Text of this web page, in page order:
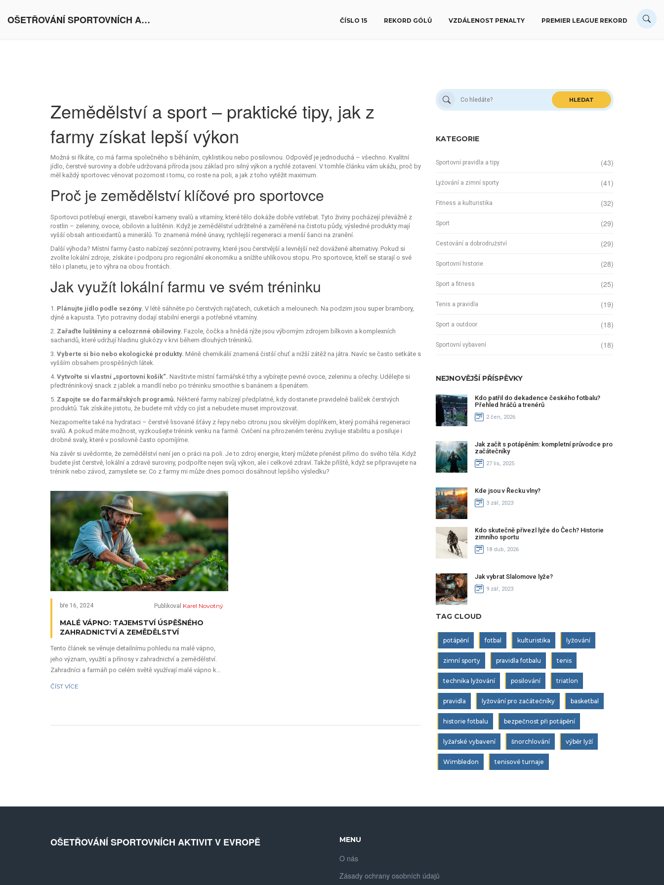
OŠETŘOVÁNÍ SPORTOVNÍCH AKTIVIT V EVROPĚ ČÍSLO 15 REKORD GÓLŮ VZDÁLENOST PENALTY PREMIER LEAGUE REKORD
Zemědělství a sport – praktické tipy, jak z
farmy získat lepší výkon
Možná si říkáte, co má farma společného s běháním, cyklistikou nebo posilovnou. Odpověď je jednoduchá – všechno. Kvalitní
jídlo, čerstvé suroviny a dobře udržovaná příroda jsou základ pro silný výkon a rychlé zotavení. V tomhle článku vám ukážu, proč by
měl každý sportovec věnovat pozornost i tomu, co roste na poli, a jak z toho vytěžit maximum.
Proč je zemědělství klíčové pro sportovce
Sportovci potřebují energii, stavební kameny svalů a vitamíny, které tělo dokáže dobře vstřebat. Tyto živiny pocházejí převážně z
rostlin – zeleniny, ovoce, obilovin a luštěnin. Když je zemědělství udržitelné a zaměřené na čistotu půdy, výsledné produkty mají
vyšší obsah antioxidantů a minerálů. To znamená méně únavy, rychlejší regeneraci a menší šanci na zranění.
Další výhoda? Místní farmy často nabízejí sezónní potraviny, které jsou čerstvější a levnější než dovážené alternativy. Pokud si
zvolíte lokální zdroje, získáte i podporu pro regionální ekonomiku a snížíte uhlíkovou stopu. Pro sportovce, kteří se starají o své
tělo i planetu, je to výhra na obou frontách.
Jak využít lokální farmu ve svém tréninku
1. Plánujte jídlo podle sezóny. V létě sáhněte po čerstvých rajčatech, cuketách a melounech. Na podzim jsou super brambory,
dýně a kapusta. Tyto potraviny dodají stabilní energii a potřebné vitamíny.
2. Zařaďte luštěniny a celozrnné obiloviny. Fazole, čočka a hnědá rýže jsou výborným zdrojem bílkovin a komplexních
sacharidů, které udržují hladinu glukózy v krvi během dlouhých tréninků.
3. Vyberte si bio nebo ekologické produkty. Méně chemikálií znamená čistší chuť a nižší zátěž na játra. Navíc se často setkáte s
vyšším obsahem prospěšných látek.
4. Vytvořte si vlastní „sportovní košík“. Navštivte místní farmářské trhy a vybírejte pevné ovoce, zeleninu a ořechy. Udělejte si
předtréninkový snack z jablek a mandlí nebo po tréninku smoothie s banánem a špenátem.
5. Zapojte se do farmářských programů. Některé farmy nabízejí předplatné, kdy dostanete pravidelně balíček čerstvých
produktů. Tak získáte jistotu, že budete mít vždy co jíst a nebudete muset improvizovat.
Nezapomeňte také na hydrataci – čerstvě lisované šťávy z řepy nebo citronu jsou skvělým doplňkem, který pomáhá regeneraci
svalů. A pokud máte možnost, vyzkoušejte trénink venku na farmě. Cvičení na přirozeném terénu zvyšuje stabilitu a posiluje i
drobné svaly, které v posilovně často opomíjíme.
Na závěr si uvědomte, že zemědělství není jen o práci na poli. Je to zdroj energie, který můžete přenést přímo do svého těla. Když
budete jíst čerstvé, lokální a zdravé suroviny, podpoříte nejen svůj výkon, ale i celkové zdraví. Takže příště, když se připravujete na
trénink nebo závod, zamyslete se: Co z farmy mi může dnes pomoci dosáhnout lepšího výsledku?
bře 16, 2024 Publikoval Karel Novotný
MALÉ VÁPNO: TAJEMSTVÍ ÚSPĚŠNÉHO
ZAHRADNICTVÍ A ZEMĚDĚLSTVÍ
Tento článek se věnuje detailnímu pohledu na malé vápno,
jeho význam, využití a přínosy v zahradnictví a zemědělství.
Zahradníci a farmáři po celém světě využívají malé vápno k
ČÍST VÍCE
HLEDAT
KATEGORIE
Sportovní pravidla a tipy (43)
Lyžování a zimní sporty (41)
Fitness a kulturistika (32)
Sport (29)
Cestování a dobrodružství (29)
Sportovní historie (28)
Sport a fitness (25)
Tenis a pravidla (19)
Sport a outdoor (18)
Sportovní vybavení (18)
NEJNOVĚJŠÍ PŘÍSPĚVKY
Kdo patřil do dekadence českého fotbalu?
Přehled hráčů a trenérů
2 čen, 2026
Jak začít s potápěním: kompletní průvodce pro
začátečníky
27 lis, 2025
Kde jsou v Řecku vlny?
3 zář, 2023
Kdo skutečně přivezl lyže do Čech? Historie
zimního sportu
18 dub, 2026
Jak vybrat Slalomove lyže?
9 zář, 2023
TAG CLOUD
potápění fotbal kulturistika lyžování
zimní sporty pravidla fotbalu tenis
technika lyžování posilování triatlon
pravidla lyžování pro začátečníky basketbal
historie fotbalu bezpečnost při potápění
lyžařské vybavení šnorchlování výběr lyží
Wimbledon tenisové turnaje
OŠETŘOVÁNÍ SPORTOVNÍCH AKTIVIT V EVROPĚ MENU
O nás
Zásady ochrany osobních údajů